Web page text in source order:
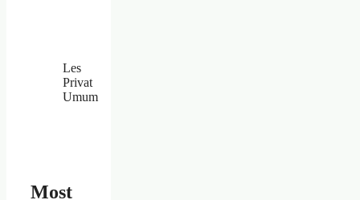
Les
Privat
Umum
Most